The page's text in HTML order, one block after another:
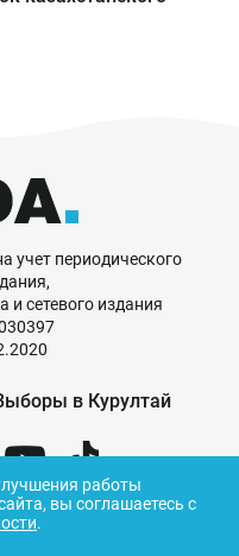
учет периодического
и сетевого издания
в Курултай
работы
вы соглашаетесь с
.